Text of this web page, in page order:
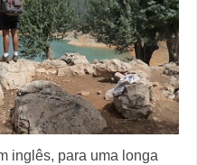
inglês, para uma longa